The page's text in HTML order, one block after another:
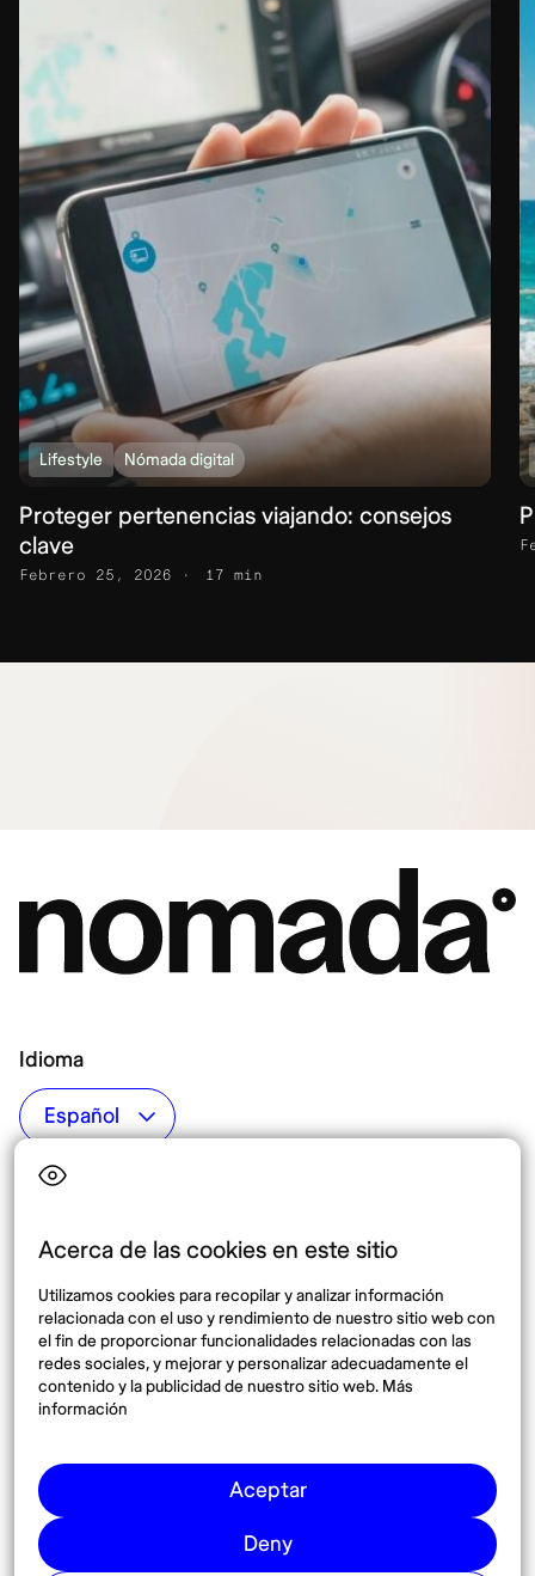
Acerca de las cookies en este sitio
Utilizamos cookies para recopilar y analizar información
relacionada con el uso y rendimiento de nuestro sitio web con
el fin de proporcionar funcionalidades relacionadas con las
redes sociales, y mejorar y personalizar adecuadamente el
contenido y la publicidad de nuestro sitio web. Más
información
Aceptar
Deny
Lifestyle Nómada digital
Proteger pertenencias viajando: consejos
clave
Febrero 25, 2026 17 min
Idioma
Top destinos
México
España
Destinos
Síguenos
Pinterest